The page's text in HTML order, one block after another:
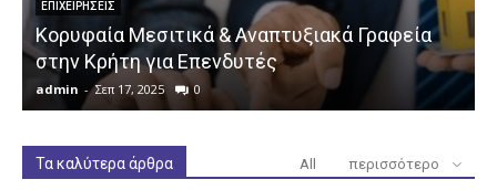
ΕΠΙΧΕΙΡΉΣΕΙΣ
Κορυφαία Μεσιτικά & Αναπτυξιακά Γραφεία
στην Κρήτη για Επενδυτές
admin - Σεπ 17, 2025 0
Τα καλύτερα άρθρα All περισσότερο